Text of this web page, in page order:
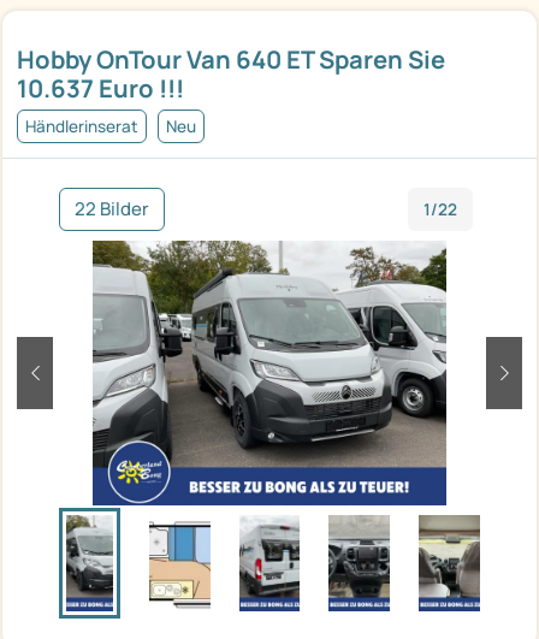
Hobby OnTour Van 640 ET Sparen Sie
10.637 Euro !!!
Händlerinserat Neu
22 Bilder 1/22
zurück